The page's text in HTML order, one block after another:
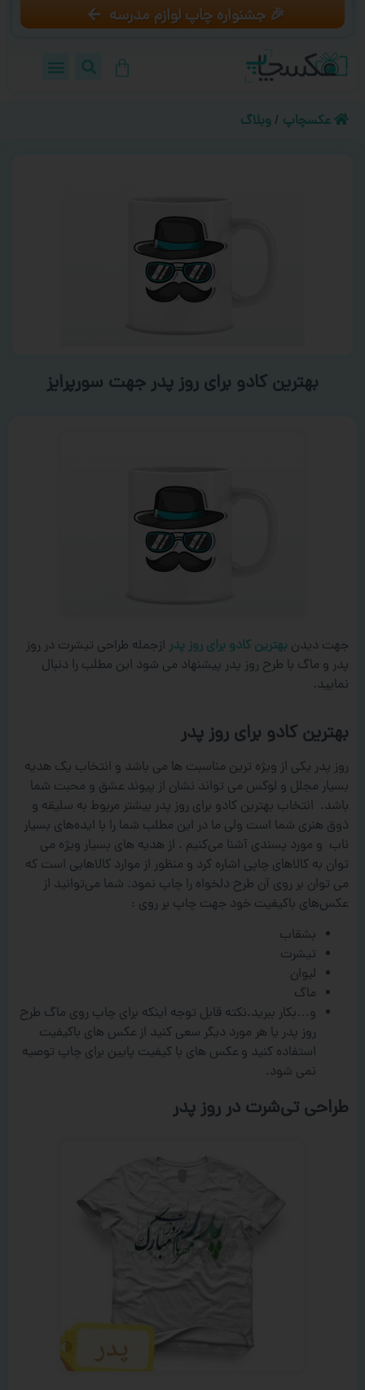
🎉 جشنواره چاپ لوازم مدرسه
عکسچاپ / وبلاگ
بهترین کادو برای روز پدر جهت سورپرایز
جهت دیدن بهترین کادو برای روز پدر ازجمله طراحی تیشرت در روز
پدر و ماگ با طرح روز پدر پیشنهاد می شود این مطلب را دنبال
نمایید.
بهترین کادو برای روز پدر
روز پدر یکی از ویژه ترین مناسبت ها می باشد و انتخاب یک هدیه
بسیار مجلل و لوکس می تواند نشان از پیوند عشق و محبت شما
باشد. انتخاب بهترین کادو برای روز پدر بیشتر مربوط به سلیقه و
ذوق هنری شما است ولی ما در این مطلب شما را با ایده‌های بسیار
ناب و مورد پسندی آشنا می‌کنیم . از هدیه های بسیار ویژه می
توان به کالاهای چاپی اشاره کرد و منظور از موارد کالاهایی است که
می توان بر روی آن طرح دلخواه را چاپ نمود. شما می‌توانید از
عکس‌های باکیفیت خود جهت چاپ بر روی :
بشقاب
تیشرت
لیوان
ماگ
و…بکار ببرید.نکته قابل توجه اینکه برای چاپ روی ماگ طرح
روز پدر یا هر مورد دیگر سعی کنید از عکس های باکیفیت
استفاده کنید و عکس های با کیفیت پایین برای چاپ توصیه
نمی شود.
طراحی تی‌شرت در روز پدر